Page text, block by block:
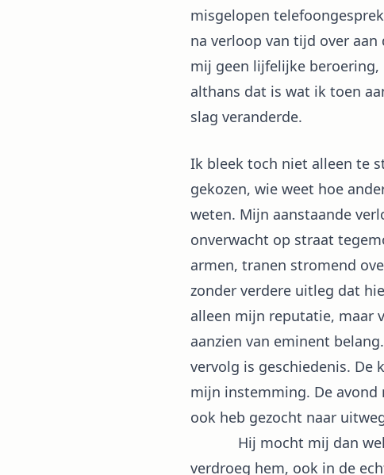
misgelopen
na verloop van tijd over
mij geen lijfelijke
althans dat is wat ik toen
slag veranderde.
Ik bleek toch niet alleen te
gekozen, wie weet hoe
weten. Mijn aanstaande
onverwacht op straat
armen, tranen stromend
zonder verdere uitleg dat
alleen mijn reputatie, maar
aanzien van eminent
vervolg is geschiedenis. De
mijn instemming. De avond
ook heb gezocht naar
Hij mocht mij dan wel
verdroeg hem, ook in de